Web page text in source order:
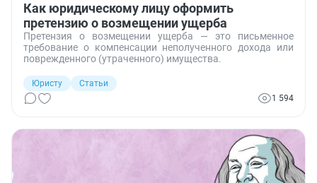
Как юридическому лицу оформить
претензию о возмещении ущерба
Претензия о возмещении ущерба — это письменное
требование о компенсации неполученного дохода или
поврежденного (утраченного) имущества.
Юристу
Статьи
1 594